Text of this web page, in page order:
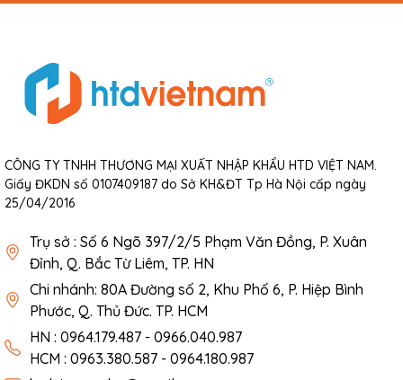
CÔNG TY TNHH THƯƠNG MẠI XUẤT NHẬP KHẨU HTD VIỆT NAM.
Giấy ĐKDN số 0107409187 do Sở KH&ĐT Tp Hà Nội cấp ngày
25/04/2016
Trụ sở : Số 6 Ngõ 397/2/5 Phạm Văn Đồng, P. Xuân
Đỉnh, Q. Bắc Từ Liêm, TP. HN
Chi nhánh: 80A Đường số 2, Khu Phố 6, P. Hiệp Bình
Phước, Q. Thủ Đức. TP. HCM
HN : 0964.179.487 - 0966.040.987
HCM : 0963.380.587 - 0964.180.987